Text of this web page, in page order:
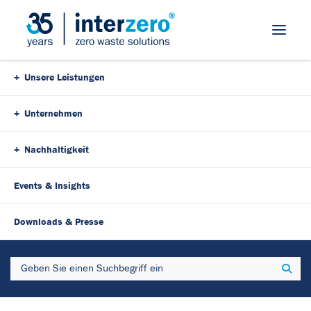
Skip Navigation
Unsere Leistungen
Unternehmen
Nachhaltigkeit
Events & Insights
Downloads & Presse
Search
Recycling schützt
Ressourcen: Interzero